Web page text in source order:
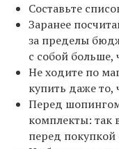
Составьте
Заранее
за пределы
с собой больше,
Не ходите по
купить даже то,
Перед
комплекты: так
перед